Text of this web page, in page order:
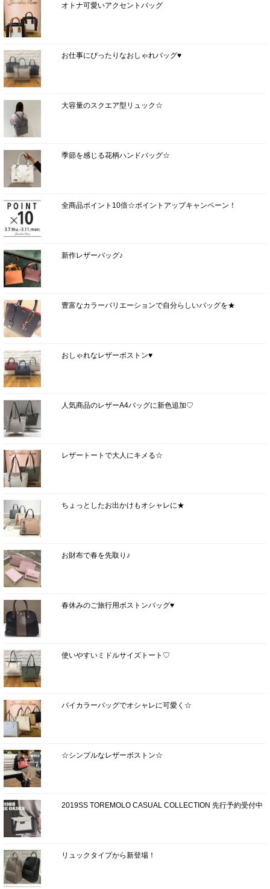
オトナ可愛いアクセントバッグ
お仕事にぴったりなおしゃれバッグ♥
大容量のスクエア型リュック☆
季節を感じる花柄ハンドバッグ☆
全商品ポイント10倍☆ポイントアップキャンペーン！
新作レザーバッグ♪
豊富なカラーバリエーションで自分らしいバッグを★
おしゃれなレザーボストン♥
人気商品のレザーA4バッグに新色追加♡
レザートートで大人にキメる☆
ちょっとしたお出かけもオシャレに★
お財布で春を先取り♪
春休みのご旅行用ボストンバッグ♥
使いやすいミドルサイズトート♡
バイカラーバッグでオシャレに可愛く☆
☆シンプルなレザーボストン☆
2019SS TOREMOLO CASUAL COLLECTION 先行予約受付中
リュックタイプから新登場！